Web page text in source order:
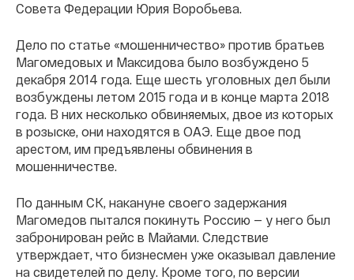
Совета Федерации Юрия Воробьева.
Дело по статье «мошенничество» против братьев
Магомедовых и Максидова было возбуждено 5
декабря 2014 года. Еще шесть уголовных дел были
возбуждены летом 2015 года и в конце марта 2018
года. В них несколько обвиняемых, двое из которых
в розыске, они находятся в ОАЭ. Еще двое под
арестом, им предъявлены обвинения в
мошенничестве.
По данным СК, накануне своего задержания
Магомедов пытался покинуть Россию — у него был
забронирован рейс в Майами. Следствие
утверждает, что бизнесмен уже оказывал давление
на свидетелей по делу. Кроме того, по версии